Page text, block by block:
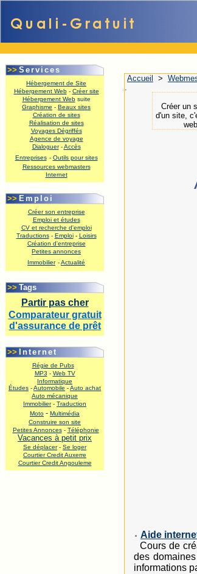
>> Services
Hébergement de Site
Hébergement Web- Créer site
Hébergement Websuite
Graphisme - Beaux sites
Création de sites
Réalisation de sites
Voyages Dégriffés
Agence de voyage
Dialoguer-Accès
Entreprises - Outils pour sites
Ressources webmasters
Internet
>> Emploi
Créer son entreprise
Emploi et études
CV et recherche d'emploi
Traductions- Emploi- Loisirs
Création d'entreprise
Petites annonces
Immobilier -Actualité
>> Tags
Partir pas cher
Comparateur gratuit
d'assurance de prêt
>> Internet
Régie de Pubs
MP3 - Web TV
Informatique
Études -Automobile -Auto achat
Auto mécanique
Immobilier- Traduction
Moto - Multimédia
Construire son site
Petites Annonces- Téléphonie
Vacances à petit prix
Se déplacer- Se loger
Courtier Credit Auxerre
Courtier Credit Angouleme
Accueil >
.
Créer un
d'un site,
Aide
Cours de
des
informations